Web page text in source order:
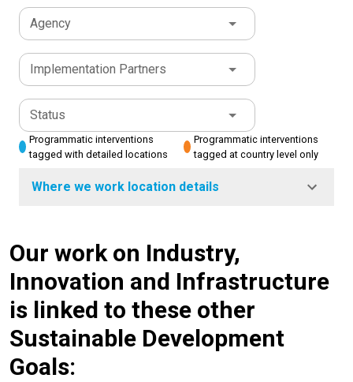
Agency
Implementation Partners
Status
Programmatic interventions
tagged with detailed locations
Programmatic interventions
tagged at country level only
Where we work location details
Our work on Industry,
Innovation and Infrastructure
is linked to these other
Sustainable Development
Goals: